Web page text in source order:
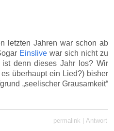
letzten Jahren war schon ab
Einslive war sich nicht zu
denn dieses Jahr los? Wir
überhaupt ein Lied?) bisher
„seelischer Grausamkeit“
permalink Antwort